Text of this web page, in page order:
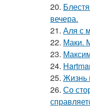
20.
вечера.
21. Аля с
22. Маки.
23.
24.
25. Жизнь
26. Со